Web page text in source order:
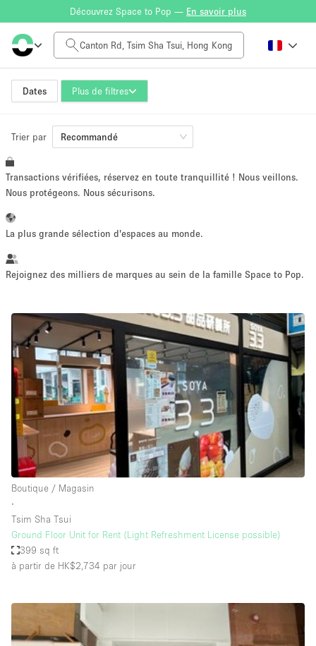
Découvrez Space to Pop — En savoir plus
Dates Plus de filtres
Tarif à la journée
HK$0
Taille de l'espace
~ 13 personnes
Vente au
détail
Showroom Événement Art Alimentation
Séance de
photo
Conférence Réunion Bureaux
Local
Commercial
Partagé
Type de l'espace
Atelier
Autre
Boutique / Magasin
Boutique en Partage
Trier par Recommandé
Transactions vérifiées, réservez en toute tranquillité ! Nous veillons.
Nous protégeons. Nous sécurisons.
La plus grande sélection d'espaces au monde.
Rejoignez des milliers de marques au sein de la famille Space to Pop.
Boutique / Magasin
∙
Tsim Sha Tsui
Ground Floor Unit for Rent (Light Refreshment License possible)
399 sq ft
à partir de HK$2,734 par jour